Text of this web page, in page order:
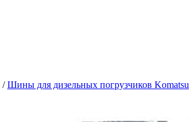
/Шины для дизельных погрузчиков Komatsu